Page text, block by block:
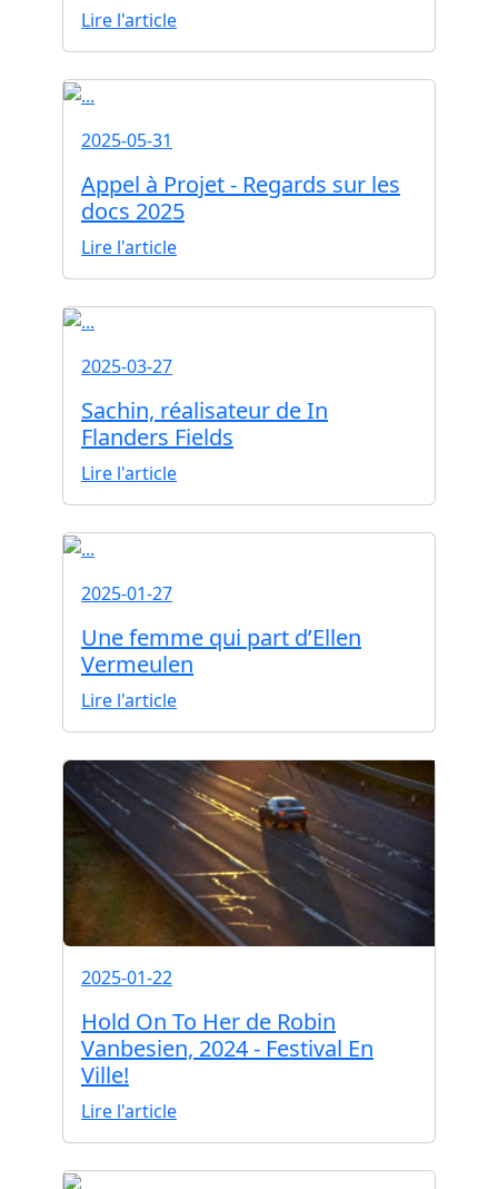
Lire l'article
2025-05-31
Appel à Projet - Regards sur les
docs 2025
Lire l'article
2025-03-27
Sachin, réalisateur de In
Flanders Fields
Lire l'article
2025-01-27
Une femme qui part d’Ellen
Vermeulen
Lire l'article
2025-01-22
Hold On To Her de Robin
Vanbesien, 2024 - Festival En
Ville!
Lire l'article